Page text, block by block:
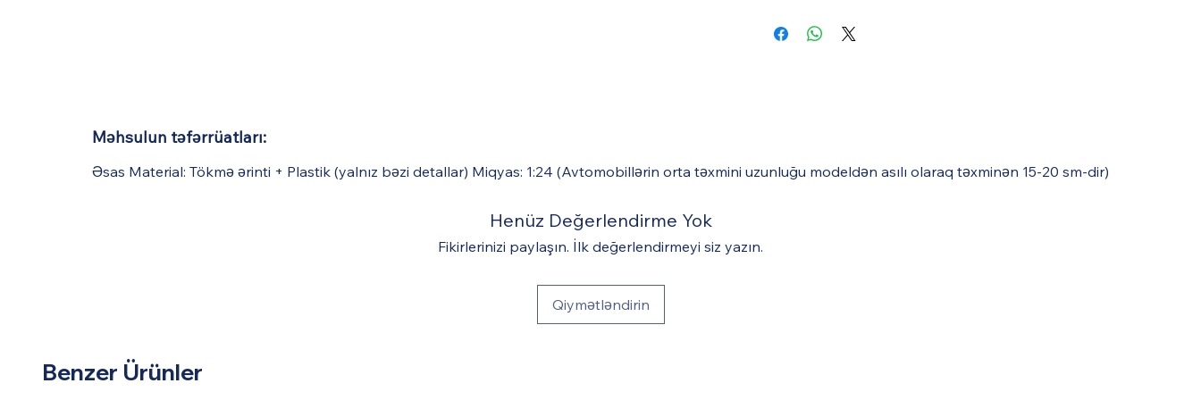
Məhsulun təfərrüatları:
Əsas Material: Tökmə ərinti + Plastik (yalnız bəzi detallar) Miqyas: 1:24 (Avtomobillərin orta təxmini uzunluğu modeldən asılı olaraq təxminən 15-20 sm-dir)
Henüz Değerlendirme Yok
Fikirlerinizi paylaşın. İlk değerlendirmeyi siz yazın.
Qiymətləndirin
Benzer Ürünler